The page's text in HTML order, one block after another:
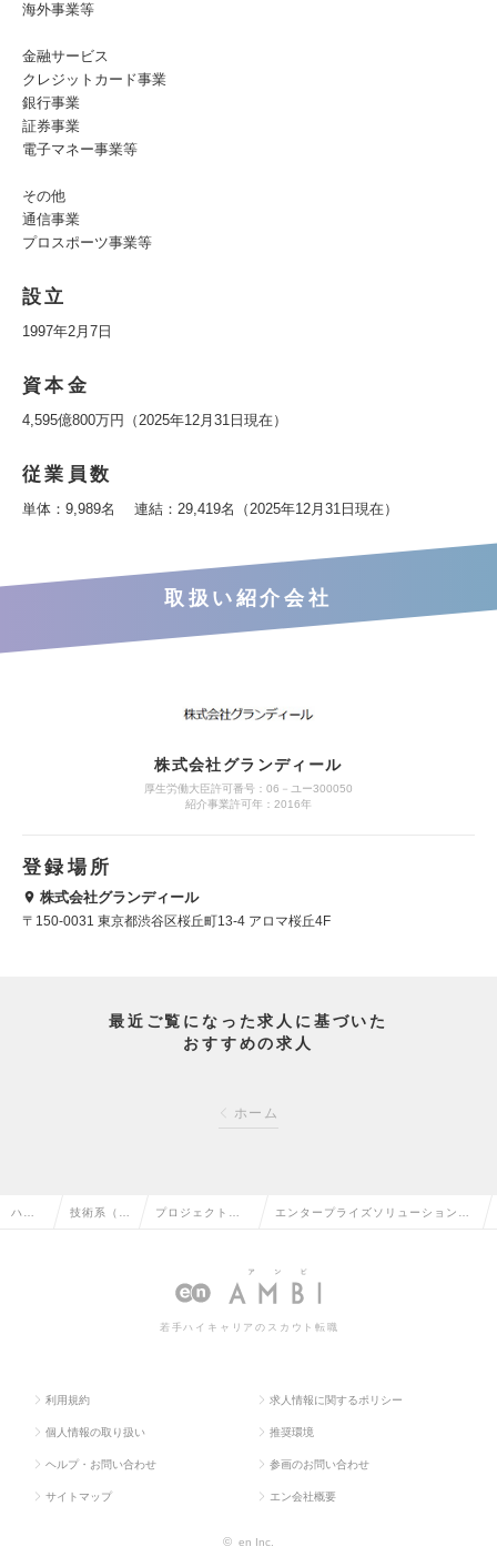
海外事業等
金融サービス
クレジットカード事業
銀行事業
証券事業
電子マネー事業等
その他
通信事業
プロスポーツ事業等
設立
1997年2月7日
資本金
4,595億800万円（2025年12月31日現在）
従業員数
単体：9,989名 連結：29,419名（2025年12月31日現在）
取扱い紹介会社
株式会社グランディール
厚生労働大臣許可番号：06－ユー300050
紹介事業許可年：2016年
登録場所
株式会社グランディール
〒150-0031 東京都渋谷区桜丘町13-4 アロマ桜丘4F
最近ご覧になった求人に基づいた
おすすめの求人
ホーム
ハイ 技術系（I プロジェクトマ
b・オープン系）
エンタープライズソリューションビ
トまたはDXコンサル／Mgrクラスの
若手ハイキャリアのスカウト転職
利用規約 求人情報に関するポリシー
個人情報の取り扱い 推奨環境
ヘルプ・お問い合わせ 参画のお問い合わせ
サイトマップ エン会社概要
© en Inc.